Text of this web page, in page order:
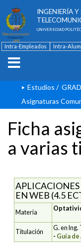
INGENIERÍA
UNIVERSIDAD
Intra-Empleados Intra-
Estudios /
Asignaturas
Ficha
a varias
EN WEB (4.5
Materia
Titulación
G. en
- Guía